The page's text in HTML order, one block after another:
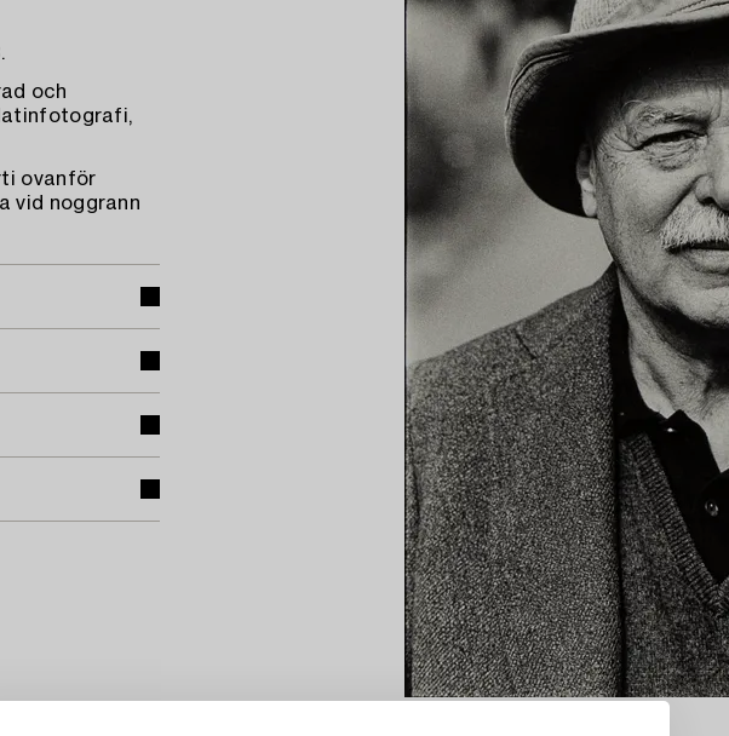
och
ovanför
vid noggrann